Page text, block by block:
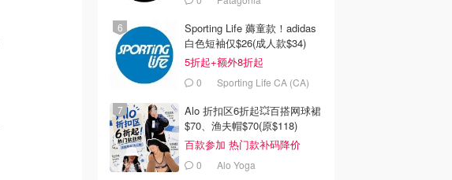
Sporting Life 薅童款！adidas
白色短袖仅$26(成人款$34)
5折起+额外8折起
0 Sporting Life CA (CA)
Alo 折扣区6折起💥百搭网球裙
$70、渔夫帽$70(原$118)
百款参加 热门款补码降价
0 Alo Yoga